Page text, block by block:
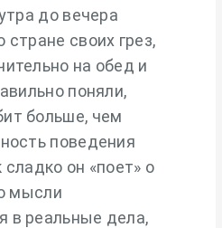
до вечера
своих грез,
на обед и
поняли,
больше, чем
поведения
он «поет» о
мысли
в реальные дела,